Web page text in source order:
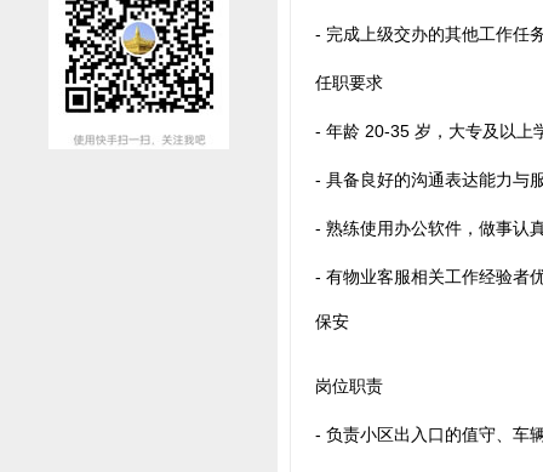
- 完成上级交办的其他工作任
任职要求
- 年龄 20-35 岁，大专及以上
- 具备良好的沟通表达能力与
- 熟练使用办公软件，做事认
- 有物业客服相关工作经验者
保安
岗位职责
- 负责小区出入口的值守、车